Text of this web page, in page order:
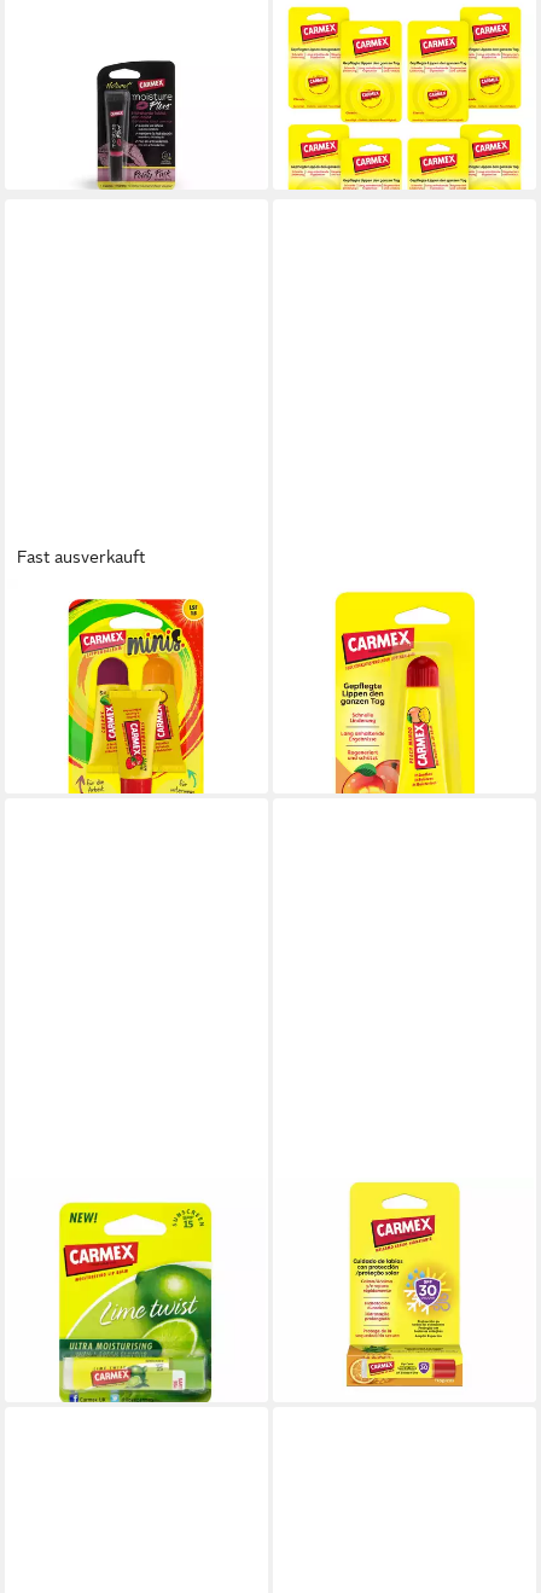
Lippenbalsam Moisture Plus
(3.347,50 €/ 1 l)
lieferbar - in 8-10 Werktagen bei
CARMEX
Lippenpflegestift Carmex
Classic Tiegel - Lippenpflege
für trockene Lippen - 8 x 7,5g
17,93 €
lieferbar - in 2-3 Werktagen bei dir
Fast ausverkauft
CARMEX
Lippenpflegestift
5,85 €
lieferbar - in 2-3 Werktagen bei dir
CARMEX
Lippenpflegestift Carmex
Peach Mango Tube -
Lippenpflege für trockene
Lippen - 10g
lieferbar - in 2-3 Werktagen bei dir
CARMEX
Lippenpflegemittel Lima Twist
Stick 4 r
11,47 €
(2.698,82 €/ 1 kg)
lieferbar - in 7-9 Werktagen bei dir
Lippenpflegemittel
feuchtigkeitsspendender
Lippenbalsam SPF30
(11.870,00 €/ 1 kg)
lieferbar - in 8-10 Werktagen bei